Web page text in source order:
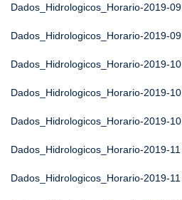
Dados_Hidrologicos_Horario-2019-09
Dados_Hidrologicos_Horario-2019-09
Dados_Hidrologicos_Horario-2019-10
Dados_Hidrologicos_Horario-2019-10
Dados_Hidrologicos_Horario-2019-10
Dados_Hidrologicos_Horario-2019-11
Dados_Hidrologicos_Horario-2019-11